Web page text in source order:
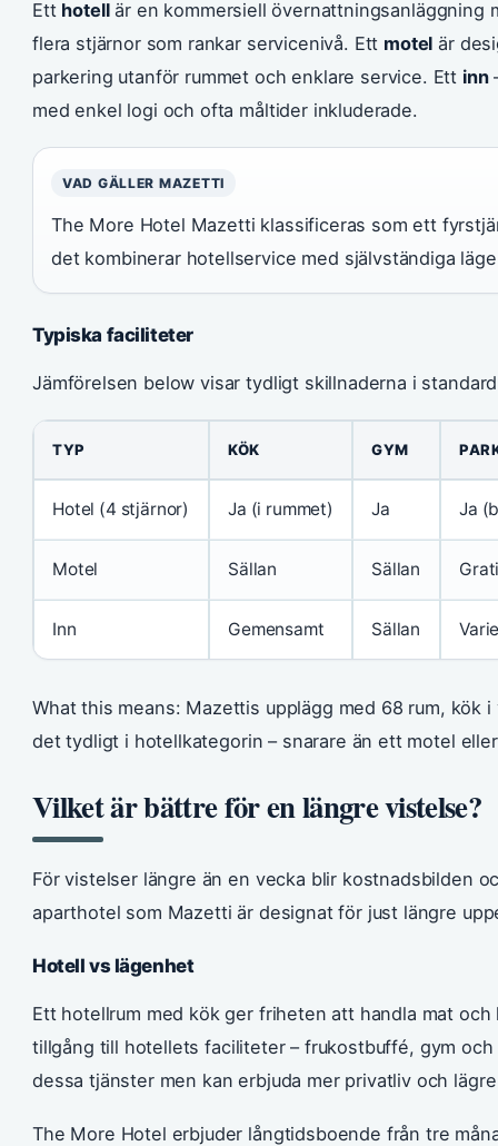
Ett hotellär en kommersiell övernattningsanläggning
flera stjärnor som rankar servicenivå. Ett motel är
parkering utanför rummet och enklare service. Ett inn
med enkel logi och ofta måltider inkluderade.
VAD GÄLLER MAZETTI
The More Hotel Mazetti klassificeras som ett
det kombinerar hotellservice med självständiga
Typiska faciliteter
Jämförelsen below visar tydligt skillnaderna i
TYP KÖK GYM
Hotel (4 stjärnor) Ja (i rummet) Ja Ja
Motel Sällan Sällan
Inn Gemensamt Sällan
What this means: Mazettis upplägg med 68 rum, kök
det tydligt i hotellkategorin – snarare än ett motel
Vilket är bättre för en längre vistelse?
För vistelser längre än en vecka blir kostnadsbilden
aparthotel som Mazetti är designat för just längre
Hotell vs lägenhet
Ett hotellrum med kök ger friheten att handla mat
tillgång till hotellets faciliteter – frukostbuffé, gym
dessa tjänster men kan erbjuda mer privatliv och
The More Hotel erbjuder långtidsboende från tre